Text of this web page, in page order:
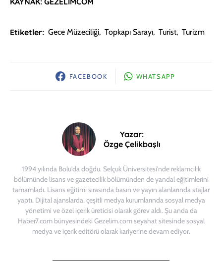
Etiketler: Gece Müzeciliği, Topkapı Sarayı, Turist, Turizm
FACEBOOK WHATSAPP
Yazar:
Özge Çelikbaşlı
1994 yılında Bolu'da doğdu. Selçuk Üniversitesi'nde reklamcılık
bölümünde lisans ve gazetecilik bölümünden de yandal eğitimlerini
tamamladı. Lisans eğitimi sırasında basın ve yayın alanlarında stajlar
yaptı. Dijital ajanslarda, çeşitli medya kurumlarında sosyal medya
yönetimi ve özel içerik üreticisi olarak görev aldı. Şu anda da
Haber7.com bünyesindeki Gezelim.com seyahat sitesinde sosyal
medya ve içerik editörü olarak kariyerine devam ediyor.